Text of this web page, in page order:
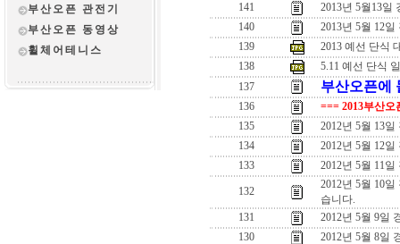
부산오픈 관전 기
부산오픈 동영상
휠체어테니스
141
2013년 5월13일
140
2013년 5월 12
139
2013 예선 단식
138
5.11 예선 단식
137
부산오픈에
136
=== 2013부산
135
2012년 5월 13
134
2012년 5월 12
133
2012년 5월 11
132
2012년 5월 10
습니다.
131
2012년 5월 9일
130
2012년 5월 8일